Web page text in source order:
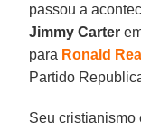
passou a
Jimmy Carter
para Ronald
Partido
Seu cristianismo